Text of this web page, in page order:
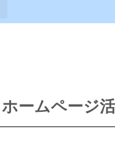
ームページ